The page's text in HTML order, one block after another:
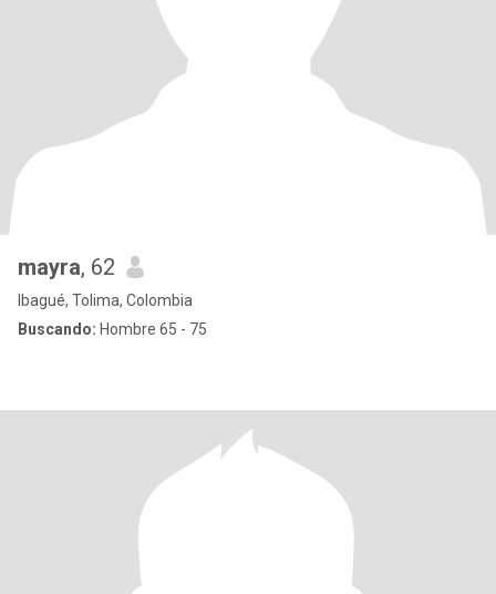
mayra, 62
Ibagué, Tolima, Colombia
Buscando: Hombre 65 - 75